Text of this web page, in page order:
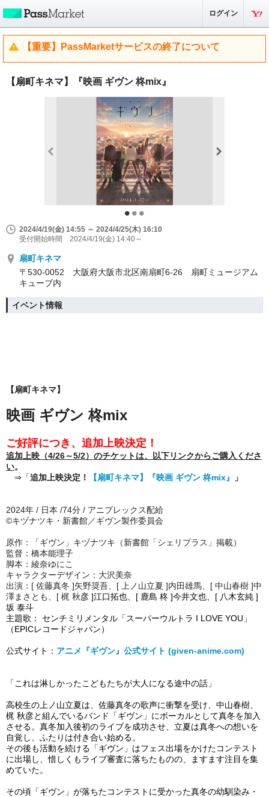
ログイン
【重要】PassMarketサービスの終了について
【扇町キネマ】『映画 ギヴン 柊mix』
2024/4/19(金) 14:55 ～ 2024/4/25(木) 16:10
受付開始時間 2024/4/19(金) 14:40～
扇町キネマ
〒530-0052 大阪府大阪市北区南扇町6-26 扇町ミュージアム
キューブ内
イベント情報
【扇町キネマ】
映画 ギヴン 柊mix
ご好評につき、追加上映決定！
追加上映（4/26～5/2）のチケットは、以下リンクからご購入くださ
い。
⇒「追加上映決定！ 【扇町キネマ】『映画 ギヴン 柊mix』 」
2024年 / 日本 /74分 / アニプレックス配給
©キヅナツキ・新書館／ギヴン製作委員会
原作：「ギヴン」キヅナツキ（新書館「シェリプラス」掲載）
監督：橋本能理子
脚本：綾奈ゆにこ
キャラクターデザイン：大沢美奈
出演： [ 佐藤真冬 ]矢野奨吾、[ 上ノ山立夏 ]内田雄馬、[ 中山春樹 ]中
澤まさとも、[ 梶 秋彦 ]江口拓也、[ 鹿島 柊 ]今井文也、[ 八木玄純 ]
坂 泰斗
主題歌：
センチミリメンタル 「スーパーウルトラ I LOVE YOU」
（EPICレコードジャパン）
公式サイト： アニメ『ギヴン』公式サイト (given-anime.com)
「これは淋しかったこどもたちが大人になる途中の話」
高校生の上ノ山立夏は、佐藤真冬の歌声に衝撃を受け、中山春樹、
梶 秋彦と組んでいるバンド「ギヴン」にボーカルとして真冬を加入
させる。真冬加入後初のライブを成功させ、立夏は真冬への想いを
自覚し、ふたりは付き合い始める。
その後も活動を続ける「ギヴン」はフェス出場をかけたコンテスト
に出場し、惜しくもライブ審査に落ちたものの、ますます注目を集
めていた。
その頃「ギヴン」が落ちたコンテストに受かった真冬の幼馴染み・